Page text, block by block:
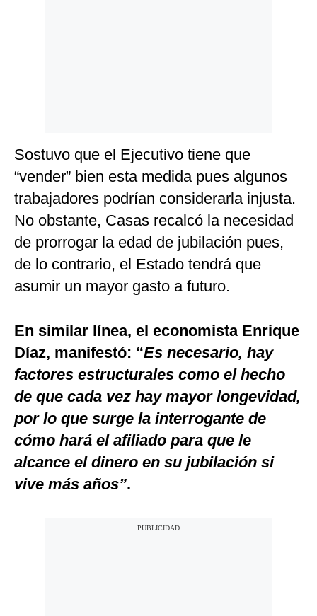
Sostuvo que el Ejecutivo tiene que
“vender” bien esta medida pues algunos
trabajadores podrían considerarla injusta.
No obstante, Casas recalcó la necesidad
de prorrogar la edad de jubilación pues,
de lo contrario, el Estado tendrá que
asumir un mayor gasto a futuro.
En similar línea, el economista Enrique
Díaz, manifestó: “Es necesario, hay
factores estructurales como el hecho
de que cada vez hay mayor longevidad,
por lo que surge la interrogante de
cómo hará el afiliado para que le
alcance el dinero en su jubilación si
vive más años”.